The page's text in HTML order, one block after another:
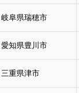
岐阜県瑞穂市
愛知県豊川市
三重県津市